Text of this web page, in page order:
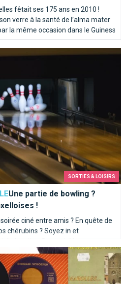
fêtait ses 175 ans en 2010 !
verre à la santé de l’alma mater
la même occasion dans le Guiness
SORTIES & LOISIRS
Une partie de bowling ?
!
ciné entre amis ? En quête de
chérubins ? Soyez in et
bowling. Brusselslife a
pistes de la capitale.
Strikez les pistes bruxelloises !
consacrées à Bruxelles